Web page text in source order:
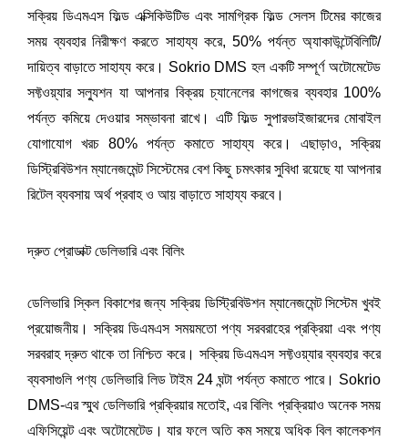
সক্রিয় ডিএমএস ফিল্ড এক্সিকিউটিভ এবং সামগ্রিক ফিল্ড সেলস টিমের কাজের
সময় ব্যবহার নিরীক্ষণ করতে সাহায্য করে, 50% পর্যন্ত অ্যাকাউন্টেবিলিটি/
দায়িত্ব বাড়াতে সাহায্য করে। Sokrio DMS হল একটি সম্পূর্ণ অটোমেটেড
সফ্টওয়্যার সল্যুশন যা আপনার বিক্রয় চ্যানেলের কাগজের ব্যবহার 100%
পর্যন্ত কমিয়ে দেওয়ার সম্ভাবনা রাখে। এটি ফিল্ড সুপারভাইজারদের মোবাইল
যোগাযোগ খরচ 80% পর্যন্ত কমাতে সাহায্য করে। এছাড়াও, সক্রিয়
ডিস্ট্রিবিউশন ম্যানেজমেন্ট সিস্টেমের বেশ কিছু চমৎকার সুবিধা রয়েছে যা আপনার
রিটেল ব্যবসায় অর্থ প্রবাহ ও আয় বাড়াতে সাহায্য করবে।
দ্রুত প্রোডাক্ট ডেলিভারি এবং বিলিং
ডেলিভারি স্কিল বিকাশের জন্য সক্রিয় ডিস্ট্রিবিউশন ম্যানেজমেন্ট সিস্টেম খুবই
প্রয়োজনীয়। সক্রিয় ডিএমএস সময়মতো পণ্য সরবরাহের প্রক্রিয়া এবং পণ্য
সরবরাহ দ্রুত থাকে তা নিশ্চিত করে। সক্রিয় ডিএমএস সফ্টওয়্যার ব্যবহার করে
ব্যবসাগুলি পণ্য ডেলিভারি লিড টাইম 24 ঘন্টা পর্যন্ত কমাতে পারে। Sokrio
DMS-এর স্মুথ ডেলিভারি প্রক্রিয়ার মতোই, এর বিলিং প্রক্রিয়াও অনেক সময়
এফিসিয়েন্ট এবং অটোমেটেড। যার ফলে অতি কম সময়ে অধিক বিল কালেকশন